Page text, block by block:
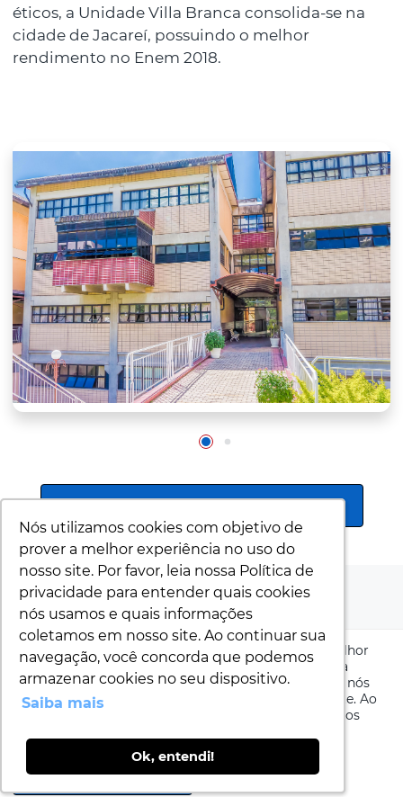
Nós utilizamos cookies com objetivo de
prover a melhor experiência no uso do
nosso site. Por favor, leia nossa Política de
privacidade para entender quais cookies
nós usamos e quais informações
coletamos em nosso site. Ao continuar sua
navegação, você concorda que podemos
armazenar cookies no seu dispositivo.
Saiba mais
Ok, entendi!
Nós utilizamos cookies com objetivo de
prover a melhor experiência no uso do
nosso site. Por favor, leia nossa Política de
privacidade para entender quais cookies
nós usamos e quais informações
coletamos em nosso site. Ao continuar sua
navegação, você concorda que podemos
armazenar cookies no seu dispositivo.
Saiba mais
Ok, entendi!
éticos, a Unidade Villa Branca consolida-se na
cidade de Jacareí, possuindo o melhor
rendimento no Enem 2018.
Nós utilizamos cookies com objetivo de prover a melhor
experiência no uso do nosso site. Por favor, leia nossa
Política de privacidadepara entender quais cookies nós
usamos e quais informações coletamos em nosso site. Ao
continuar sua navegação, você concorda que podemos
EU ACEITO